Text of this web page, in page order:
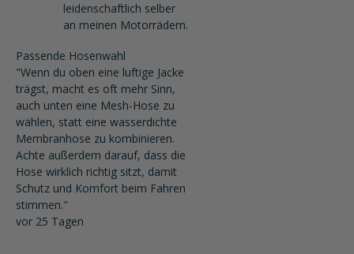
leidenschaftlich selber
an meinen Motorrädern.
Passende Hosenwahl
"Wenn du oben eine luftige Jacke
trägst, macht es oft mehr Sinn,
auch unten eine Mesh-Hose zu
wählen, statt eine wasserdichte
Membranhose zu kombinieren.
Achte außerdem darauf, dass die
Hose wirklich richtig sitzt, damit
Schutz und Komfort beim Fahren
stimmen."
vor 25 Tagen